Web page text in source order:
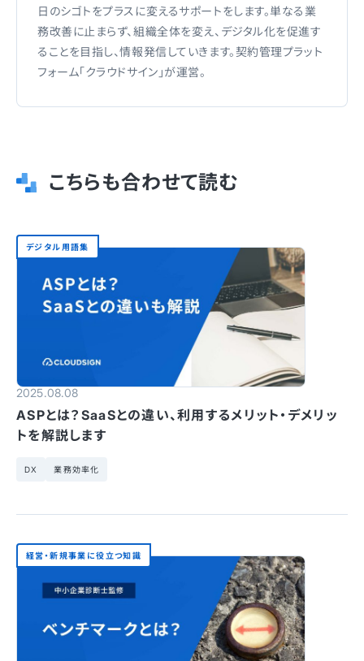
日のシゴトをプラスに変えるサポートをします。単なる業
務改善に止まらず、組織全体を変え、デジタル化を促進す
ることを目指し、情報発信していきます。契約管理プラット
フォーム「クラウドサイン」が運営。
こちらも合わせて読む
デジタル用語集
2025.08.08
ASPとは？SaaSとの違い、利用するメリット・デメリッ
トを解説します
DX 業務効率化
経営・新規事業に役立つ知識